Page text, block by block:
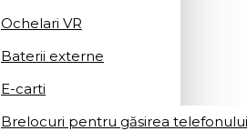
Ochelari VR
Baterii externe
E-carti
Brelocuri pentru găsirea telefonului